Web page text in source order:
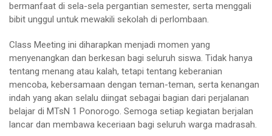
bermanfaat di sela-sela pergantian semester, serta menggali
bibit unggul untuk mewakili sekolah di perlombaan.
Class Meeting ini diharapkan menjadi momen yang
menyenangkan dan berkesan bagi seluruh siswa. Tidak hanya
tentang menang atau kalah, tetapi tentang keberanian
mencoba, kebersamaan dengan teman-teman, serta kenangan
indah yang akan selalu diingat sebagai bagian dari perjalanan
belajar di MTsN 1 Ponorogo. Semoga setiap kegiatan berjalan
lancar dan membawa keceriaan bagi seluruh warga madrasah.